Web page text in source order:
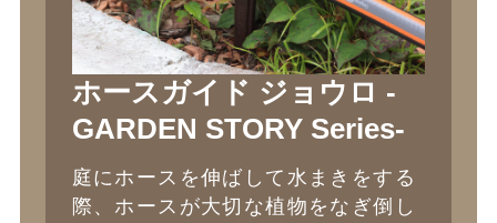
ホースガイド ジョウロ -
GARDEN STORY Series-
庭にホースを伸ばして水まきをする
際、ホースが大切な植物をなぎ倒し